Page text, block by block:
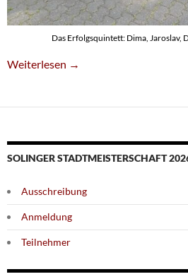
Das Erfolgsquintett: Dima, Jaroslav,
Tabellenführung Vor Der
Weiterlesen →
SOLINGER STADTMEISTERSCHAFT
Ausschreibung
Anmeldung
Teilnehmer